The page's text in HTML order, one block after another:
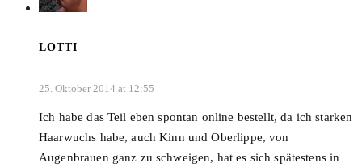
LOTTI
25. Oktober 2014 at 12:55
Ich habe das Teil eben spontan online bestellt, da ich starken
Haarwuchs habe, auch Kinn und Oberlippe, von
Augenbrauen ganz zu schweigen, hat es sich spätestens in